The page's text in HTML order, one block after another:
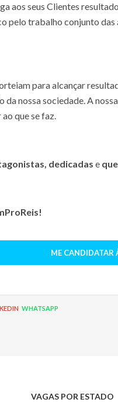
aos seus Clientes
pelo trabalho conjunto
para alcançar
nossa sociedade. A
que se faz.
dedicadas e
ME CANDIDATAR
WHATSAPP
VAGAS POR ESTADO